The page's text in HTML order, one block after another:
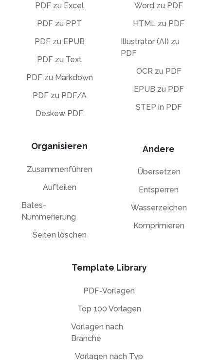
PDF zu Excel
PDF zu PPT
PDF zu EPUB
PDF zu Text
PDF zu Markdown
PDF zu PDF/A
Deskew PDF
Organisieren
Zusammenführen
Aufteilen
Bates-
Nummerierung
Seiten löschen
Word zu PDF
HTML zu PDF
Illustrator (AI) zu
PDF
OCR zu PDF
EPUB zu PDF
STEP in PDF
Andere
Übersetzen
Entsperren
Wasserzeichen
Komprimieren
Template Library
PDF-Vorlagen
Top 100 Vorlagen
Vorlagen nach
Branche
Vorlagen nach Typ